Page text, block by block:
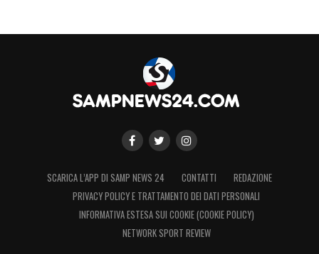
SCARICA L’APP DI SAMP NEWS 24 CONTATTI
REDAZIONE
PRIVACY POLICY E TRATTAMENTO DEI DATI PERSONALI
INFORMATIVA ESTESA SUI COOKIE (COOKIE POLICY)
NETWORK SPORT REVIEW